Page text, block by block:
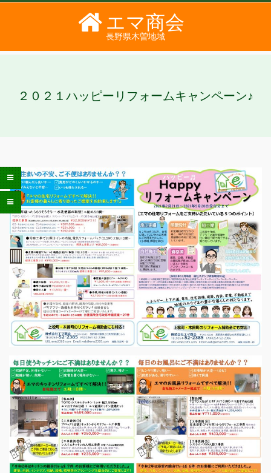
エマ商会
長野県木曽地域
MENU
MENU２０２１ハッピーリフォームキャンペーン♪
２
０
２
１
ハ
ッ
ピ
ー
リ
フ
ォ
ー
ム